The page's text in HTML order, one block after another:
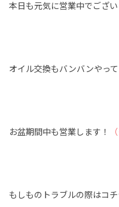
本日も元気に営業中でござい
オイル交換もバンバンやって
お盆期間中も営業します！
もしものトラブルの際はコ